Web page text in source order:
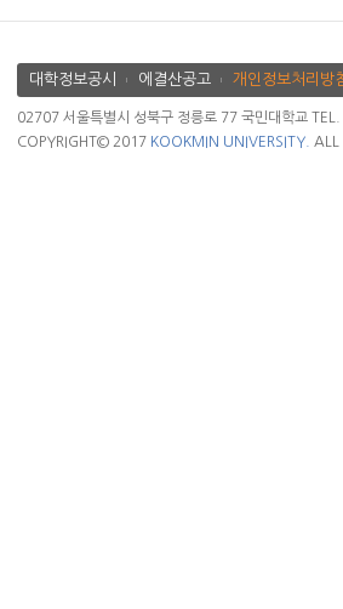
대학정보공시 에결산공고 개인정보처리방
02707 서울특별시 성북구 정릉로 77 국민대학교
COPYRIGHT© 2017 KOOKMIN UNIVERSITY. ALL